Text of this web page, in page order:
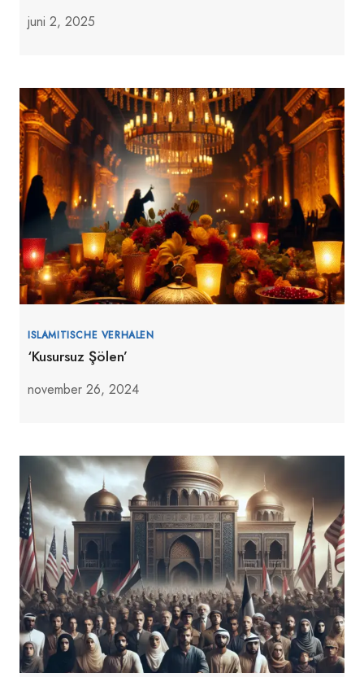
juni 2, 2025
ISLAMITISCHE VERHALEN
‘Kusursuz Şölen’
november 26, 2024